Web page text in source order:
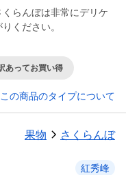
らんぼは非常にデリケ
ください。
あってお買い得
この商品のタイプについて
果物 さくらんぼ
紅秀峰